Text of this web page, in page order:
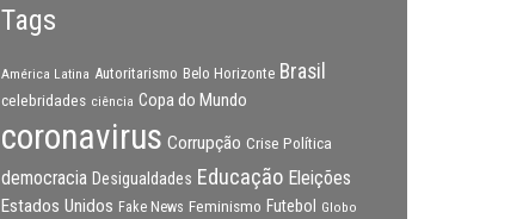
Tags
América Latina Autoritarismo Belo Horizonte Brasil
celebridades ciência Copa do Mundo
coronavirus Corrupção Crise Política
democracia Desigualdades Educação Eleições
Estados Unidos Fake News Feminismo Futebol Globo